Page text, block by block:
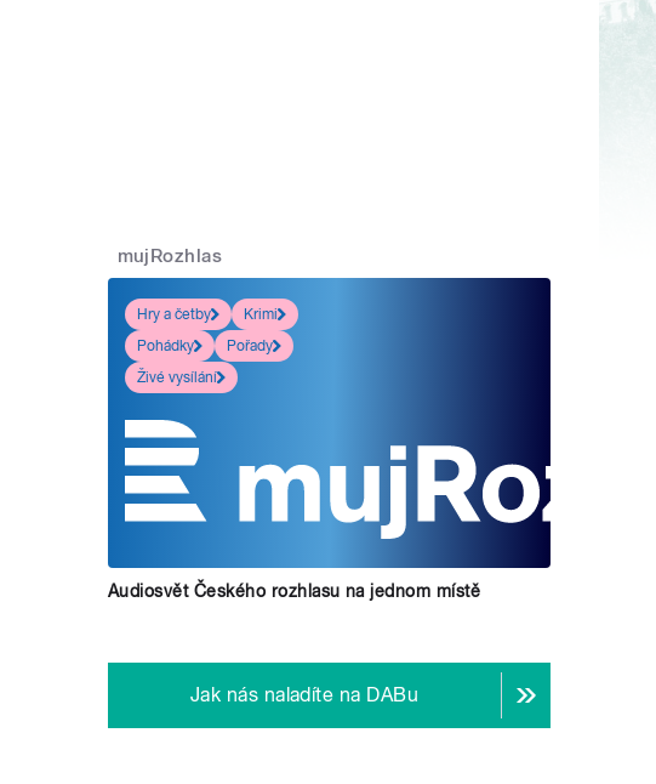
mujRozhlas
Hry a četby
Krimi
Pohádky
Pořady
Živé vysílání
Audiosvět Českého rozhlasu na jednom místě
Jak nás naladíte na DABu